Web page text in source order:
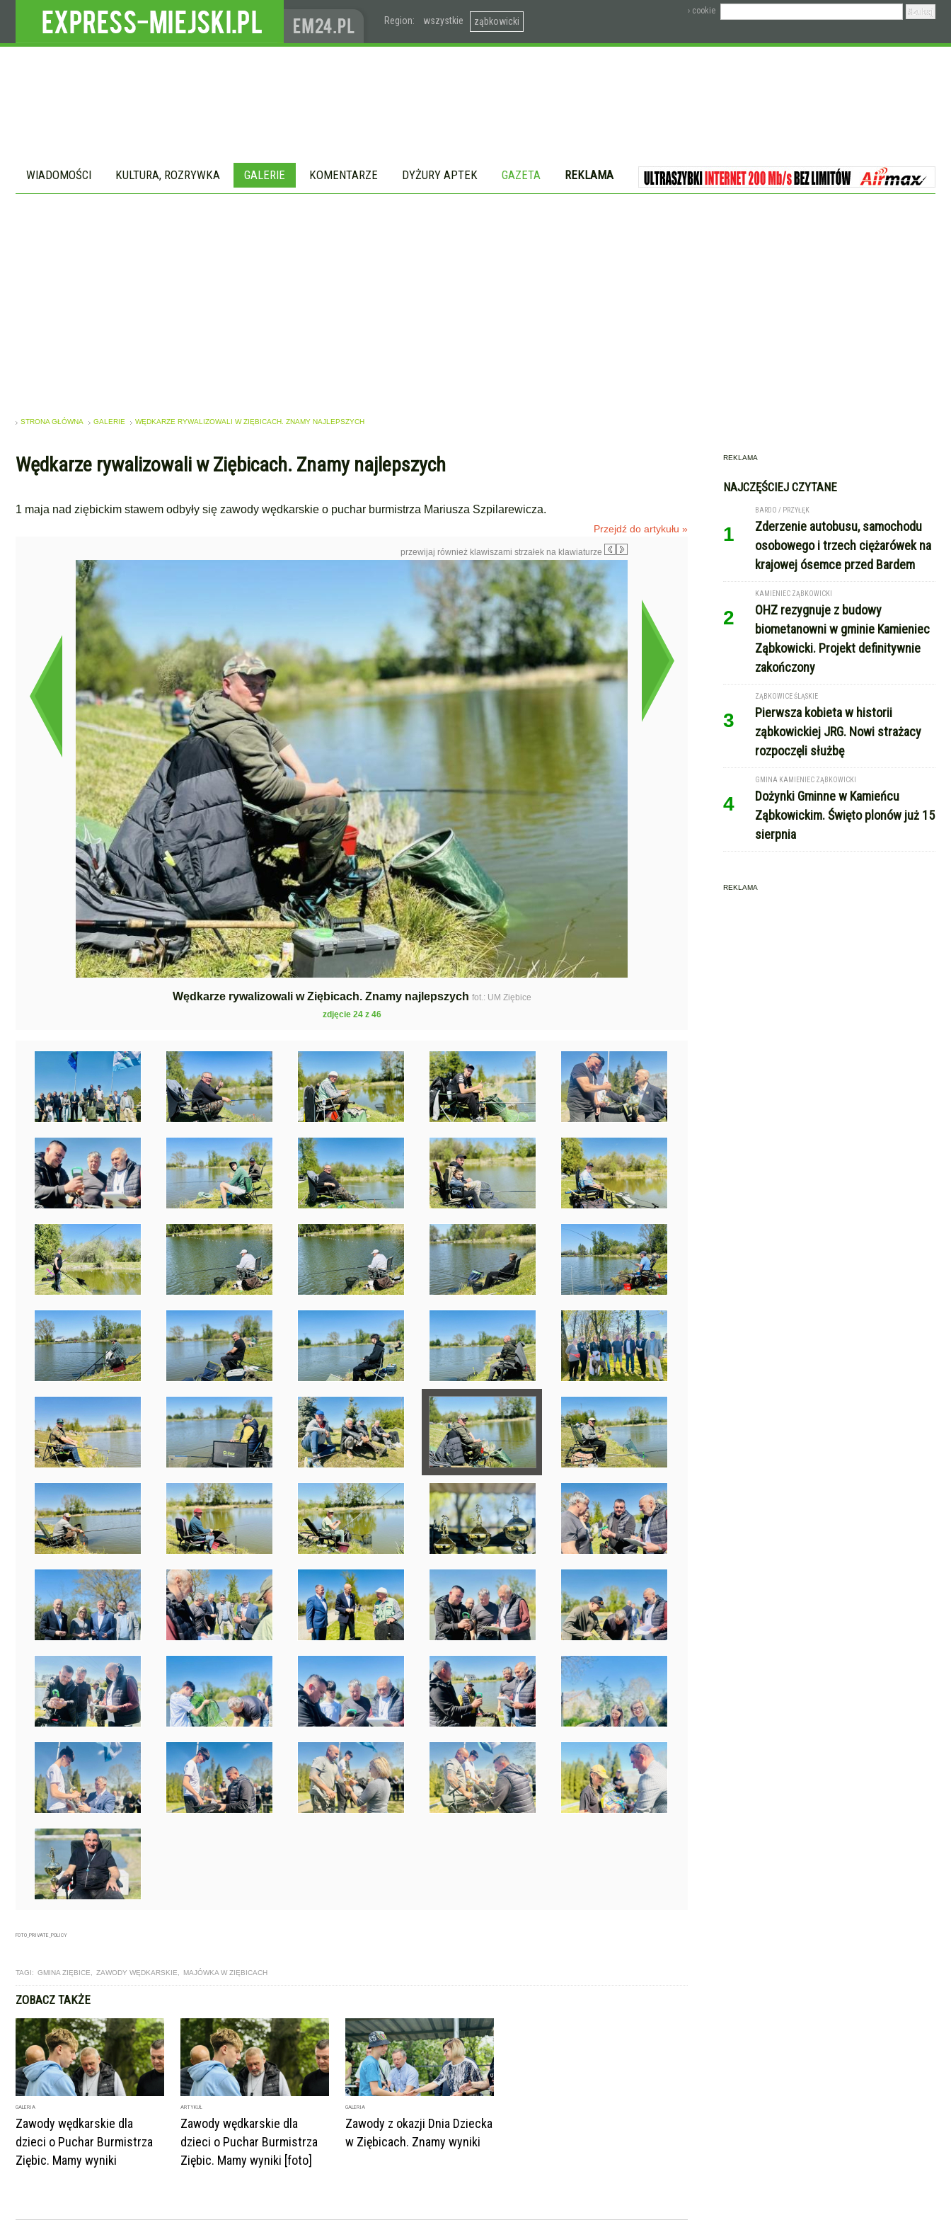
Region: wszystkie ząbkowicki
› cookie
WIADOMOŚCI KULTURA, ROZRYWKA GALERIE KOMENTARZE DYŻURY APTEK GAZETA REKLAMA
STRONA GŁÓWNA GALERIE WĘDKARZE RYWALIZOWALI W ZIĘBICACH. ZNAMY NAJLEPSZYCH
Wędkarze rywalizowali w Ziębicach. Znamy najlepszych
1 maja nad ziębickim stawem odbyły się zawody wędkarskie o puchar burmistrza Mariusza Szpilarewicza.
Przejdź do artykułu »
przewijaj również klawiszami strzałek na klawiaturze
Wędkarze rywalizowali w Ziębicach. Znamy najlepszych fot.: UM Ziębice
zdjęcie 24 z 46
FOTO_PRIVATE_POLICY
TAGI: GMINA ZIĘBICE ZAWODY WĘDKARSKIE MAJÓWKA W ZIĘBICACH
ZOBACZ TAKŻE
GALERIA
Zawody wędkarskie dla
dzieci o Puchar Burmistrza
Ziębic. Mamy wyniki
ARTYKUŁ
Zawody wędkarskie dla
dzieci o Puchar Burmistrza
Ziębic. Mamy wyniki [foto]
GALERIA
Zawody z okazji Dnia Dziecka
w Ziębicach. Znamy wyniki
REKLAMA
NAJCZĘŚCIEJ CZYTANE
1
BARDO / PRZYŁĘK
Zderzenie autobusu, samochodu
osobowego i trzech ciężarówek na
krajowej ósemce przed Bardem
2
KAMIENIEC ZĄBKOWICKI
OHZ rezygnuje z budowy
biometanowni w gminie Kamieniec
Ząbkowicki. Projekt definitywnie
zakończony
3
ZĄBKOWICE ŚLĄSKIE
Pierwsza kobieta w historii
ząbkowickiej JRG. Nowi strażacy
rozpoczęli służbę
4
GMINA KAMIENIEC ZĄBKOWICKI
Dożynki Gminne w Kamieńcu
Ząbkowickim. Święto plonów już 15
sierpnia
REKLAMA